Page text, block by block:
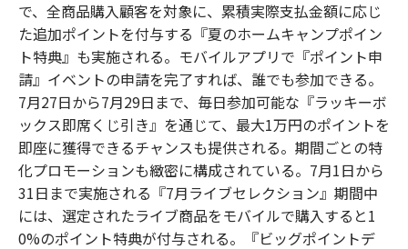
で、全商品購入顧客を対象に、累積実際支払金額に応じ
た追加ポイントを付与する『夏のホームキャンプポイン
ト特典』も実施される。モバイルアプリで『ポイント申
請』イベントの申請を完了すれば、誰でも参加できる。
7月27日から7月29日まで、毎日参加可能な『ラッキーボ
ックス即席くじ引き』を通じて、最大1万円のポイントを
即座に獲得できるチャンスも提供される。期間ごとの特
化プロモーションも緻密に構成されている。7月1日から
31日まで実施される『7月ライブセレクション』期間中
には、選定されたライブ商品をモバイルで購入すると1
0%のポイント特典が付与される。『ビッグポイントデ